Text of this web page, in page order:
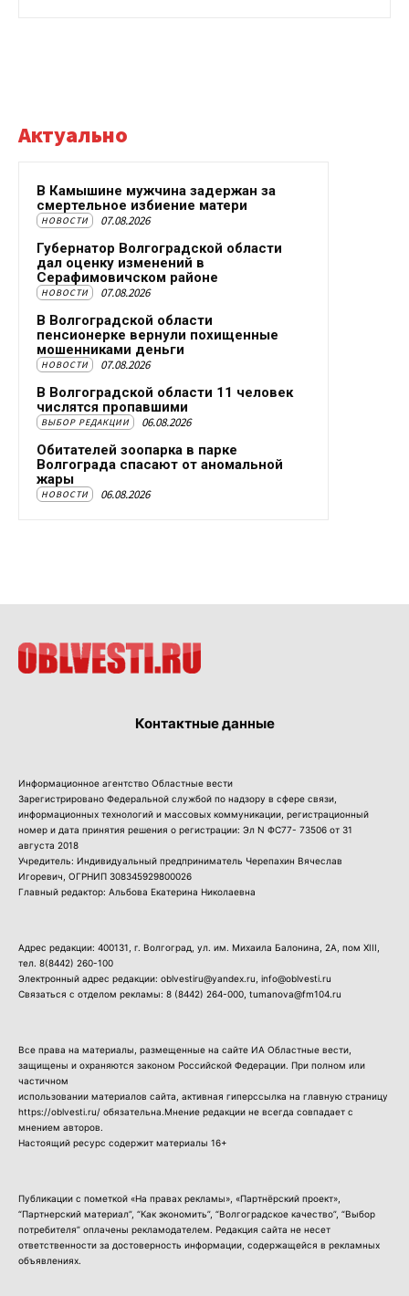
Актуально
В Камышине мужчина задержан за
смертельное избиение матери
НОВОСТИ 07.08.2026
Губернатор Волгоградской области
дал оценку изменений в
Серафимовичском районе
НОВОСТИ 07.08.2026
В Волгоградской области
пенсионерке вернули похищенные
мошенниками деньги
НОВОСТИ 07.08.2026
В Волгоградской области 11 человек
числятся пропавшими
ВЫБОР РЕДАКЦИИ 06.08.2026
Обитателей зоопарка в парке
Волгограда спасают от аномальной
жары
НОВОСТИ 06.08.2026
Контактные данные
Информационное агентство Областные вести
Зарегистрировано Федеральной службой по надзору в сфере связи,
информационных технологий и массовых коммуникации, регистрационный
номер и дата принятия решения о регистрации: Эл N ФС77- 73506 от 31
августа 2018
Учредитель: Индивидуальный предприниматель Черепахин Вячеслав
Игоревич, ОГРНИП 308345929800026
Главный редактор: Альбова Екатерина Николаевна
Адрес редакции: 400131, г. Волгоград, ул. им. Михаила Балонина, 2А, пом XIII,
тел. 8(8442) 260-100
Электронный адрес редакции: oblvestiru@yandex.ru, info@oblvesti.ru
Связаться с отделом рекламы: 8 (8442) 264-000 , tumanova@fm104.ru
Все права на материалы, размещенные на сайте ИА Областные вести,
защищены и охраняются законом Российской Федерации. При полном или
частичном
использовании материалов сайта, активная гиперссылка на главную страницу
https://oblvesti.ru/ обязательна.Мнение редакции не всегда совпадает с
мнением авторов.
Настоящий ресурс содержит материалы 16+
Публикации с пометкой «На правах рекламы», «Партнёрский проект»,
“Партнерский материал”, “Как экономить”, “Волгоградское качество”, “Выбор
потребителя” оплачены рекламодателем. Редакция сайта не несет
ответственности за достоверность информации, содержащейся в рекламных
объявлениях.